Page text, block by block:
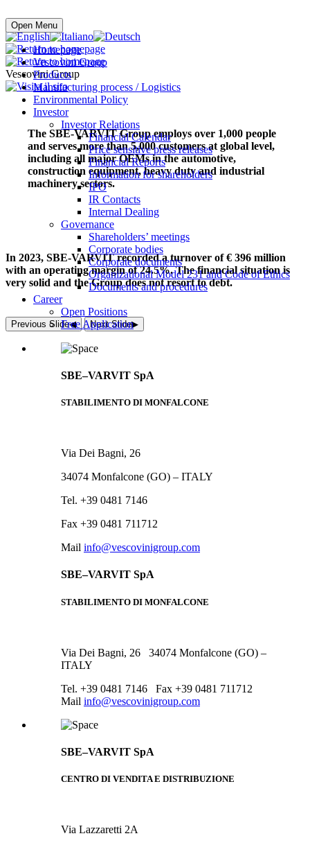
Open Menu
Homepage
Vescovini Group
Products
Manufacturing process / Logistics
Environmental Policy
Investor
Investor Relations
Financial Calendar
Price sensitive press releases
Financial Reports
Information for shareholders
IPO
IR Contacts
Internal Dealing
Governance
Shareholders’ meetings
Corporate bodies
Corporate documents
Organizational Model 231 and Code of Ethics
Documents and procedures
Career
Open Positions
Free Application
Buy online
Vescovini Group
The SBE-VARVIT Group employs over 1,000 people
and serves more than5,000 customersat global level,
including all major OEMs in the automotive,
construction equipment, heavy duty and industrial
machinery sectors.
In 2023, SBE-VARVIT recorded a turnover of€ 396 million
with an operating margin of 24.5%. The financial situation is
very solid and the Group does not resort to debt.
Previous Slide◀︎ Next Slide▶︎
SBE–VARVIT SpA
STABILIMENTO DI MONFALCONE
Via Dei Bagni, 26
34074 Monfalcone (GO) – ITALY
Tel. +39 0481 7146
Fax +39 0481 711712
Mail info@vescovinigroup.com
SBE–VARVIT SpA
STABILIMENTO DI MONFALCONE
Via Dei Bagni, 26 34074 Monfalcone (GO) –
ITALY
Tel. +39 0481 7146 Fax +39 0481 711712
Mail info@vescovinigroup.com
SBE–VARVIT SpA
CENTRO DI VENDITA E DISTRIBUZIONE
Via Lazzaretti 2A